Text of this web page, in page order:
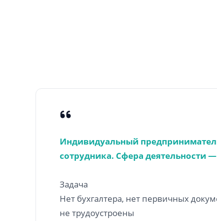
Индивидуальный
сотрудника. Сфера деятельности
Задача
Нет бухгалтера, нет первичных
не трудоустроены